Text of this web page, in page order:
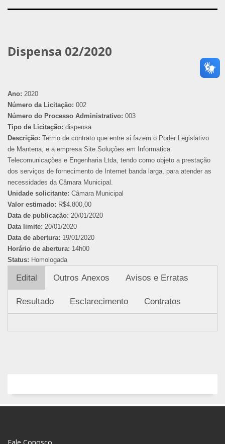
Dispensa 02/2020
Ano: 2020
Número da Licitação: 002
Número do Processo Administrativo: 003
Tipo de Licitação: dispensa
Descrição: Termo de contrato que entre si fazem o Poder Legislativo
de Mantena, e a empresa Site Soluções em Informatica
Telecomunicações e Engenharia Ltda, tendo como objeto a prestação
dos serviços de fornecimento de Internet banda larga, para atender as
necessidades da Câmara Municipal.
Unidade solicitante: Câmara Municipal
Valor estimado: R$4.800,00
Data de publicação: 20/01/2020
Data limite: 20/01/2020
Data de abertura: 19/01/2020
Horário de abertura: 14h00
Status: Homologada
Edital Outros Anexos Avisos e Erratas
Resultado Esclarecimento Contratos
Fale Conosco